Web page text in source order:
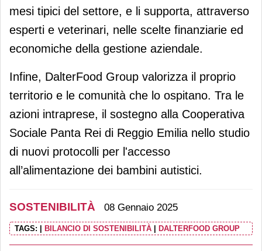
mesi tipici del settore, e li supporta, attraverso
esperti e veterinari, nelle scelte finanziarie ed
economiche della gestione aziendale.
Infine, DalterFood Group valorizza il proprio
territorio e le comunità che lo ospitano. Tra le
azioni intraprese, il sostegno alla Cooperativa
Sociale Panta Rei di Reggio Emilia nello studio
di nuovi protocolli per l'accesso
all’alimentazione dei bambini autistici.
SOSTENIBILITÀ 08 Gennaio 2025
TAGS: BILANCIO DI SOSTENIBILITÀ DALTERFOOD GROUP